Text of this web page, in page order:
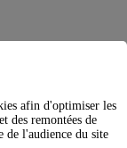
des appareils
les
afin d'optimiser les
des remontées de
de l'audience du site